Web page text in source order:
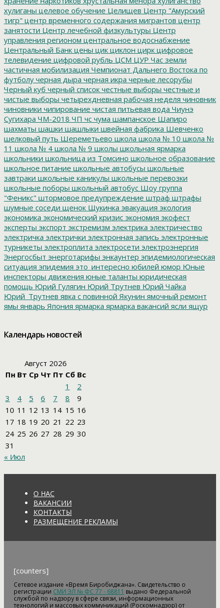
хулиганы целевое обучение Целищев Центр "Амурский
тигр" центр временного содержания мигрантов центр
занятости Центр лечебной физкультуры Центр
управления регионом центральное водоснабжение
Центральный Банк цены цик циклон цирк цифровое
телевидение цифровой рубль ЦСМ ЦУР Час земли
частичная мобилизация Чемпионат Дальнего Востока по
футболу черная дыра черная икра черные лесорубы
Черный куб черный список честные выборы честные и
чистые выборы четырехдневная рабочая неделя чиновник
чиновники чипирование чистая питьевая вода Чиунэ
Сугихара ЧМ-2018 ЧП чс чума шампанское Шапиро
шахматы шашки шашлыки швейная фабрика Шевченко
шелковый путь Шереметьево школа школа № 10 школа №
11 школа № 4 школа № 9 школы школьная ярмарка
школьники школьница из Томсино школьное образование
школьное питание школьные автобусы школьные
завтраки школьные каникулы школьные перевозки
школьные поборы школьный автобус Шоу группа
"Феникс" штормовое предупреждение штраф штрафы
шумные соседи щенок Щукинка эвакуация экология
экономика экономический кризис экономия экофест
эксперты экспорт экстремизм электрика электричество
электричка электрички электронная запись электронные
турникеты электроплита электросети электроэнергия
Энергосбыт энерготарифы энкаунтер эпидемиологическая
ситуация эпидемия это_интересно юбилей юмор Юные
инспекторы движения юные таланты юридическая
помощь Юрий Гулягин Юрий Трутнев Юрий Чайка
Юрий_Трутнев явка с повинной Якунин ямочный ремонт
ямы январь Япония ярмарка ярмарка вакансий ясли ящур
Календарь новостей
Август 2026
Пн Вт Ср Чт Пт Сб Вс
1
2
3
4 5 6 7 8
9
10 11 12 13 14 15 16
17 18 19 20 21 22 23
24 25 26 27 28 29 30
31
« Июл
О НАС
ВАКАНСИИ
КОНТАКТЫ
РАЗМЕЩЕНИЕ РЕКЛАМЫ
[counters]
Сетевое издание «Время Биробиджана». Свидетельство о
регистрации СМИ ЭЛ № ФС 77 - 68811 выдано Федеральной
службой по надзору в сфере связи, информационных
технологий и массовых коммуникаций (Роскомнадзор) от